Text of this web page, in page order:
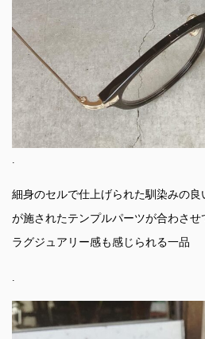
.
細身のセルで仕上げられた馴染みの
が施されたテンプルパーツが合わさ
ラグジュアリー感も感じられる一品
.